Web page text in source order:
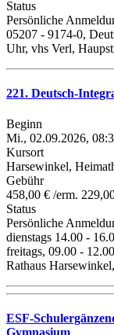
Status
Persönliche
05207 - 9174-0,
Uhr, vhs Verl,
221. Deutsch-
Beginn
Mi., 02.09.2026,
Kursort
Harsewinkel,
Gebühr
458,00 € /erm.
Status
Persönliche
dienstags 14.00 -
freitags, 09.00 -
Rathaus
ESF-